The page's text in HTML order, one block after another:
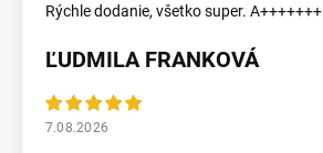
Rýchle dodanie, všetko super. A+++++++
ĽUDMILA FRANKOVÁ
7.08.2026